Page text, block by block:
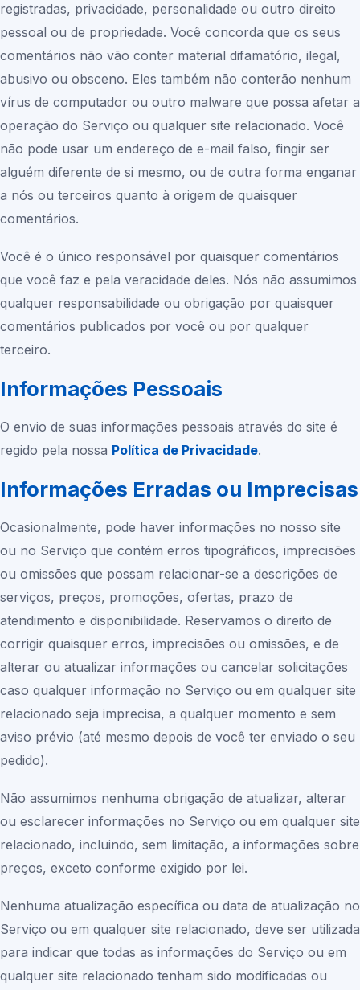
registradas, privacidade, personalidade ou outro direito
pessoal ou de propriedade. Você concorda que os seus
comentários não vão conter material difamatório, ilegal,
abusivo ou obsceno. Eles também não conterão nenhum
vírus de computador ou outro malware que possa afetar a
operação do Serviço ou qualquer site relacionado. Você
não pode usar um endereço de e-mail falso, fingir ser
alguém diferente de si mesmo, ou de outra forma enganar
a nós ou terceiros quanto à origem de quaisquer
comentários.
Você é o único responsável por quaisquer comentários
que você faz e pela veracidade deles. Nós não assumimos
qualquer responsabilidade ou obrigação por quaisquer
comentários publicados por você ou por qualquer
terceiro.
Informações Pessoais
O envio de suas informações pessoais através do site é
regido pela nossa Política de Privacidade.
Informações Erradas ou Imprecisas
Ocasionalmente, pode haver informações no nosso site
ou no Serviço que contém erros tipográficos, imprecisões
ou omissões que possam relacionar-se a descrições de
serviços, preços, promoções, ofertas, prazo de
atendimento e disponibilidade. Reservamos o direito de
corrigir quaisquer erros, imprecisões ou omissões, e de
alterar ou atualizar informações ou cancelar solicitações
caso qualquer informação no Serviço ou em qualquer site
relacionado seja imprecisa, a qualquer momento e sem
aviso prévio (até mesmo depois de você ter enviado o seu
pedido).
Não assumimos nenhuma obrigação de atualizar, alterar
ou esclarecer informações no Serviço ou em qualquer site
relacionado, incluindo, sem limitação, a informações sobre
preços, exceto conforme exigido por lei.
Nenhuma atualização específica ou data de atualização no
Serviço ou em qualquer site relacionado, deve ser utilizada
para indicar que todas as informações do Serviço ou em
qualquer site relacionado tenham sido modificadas ou